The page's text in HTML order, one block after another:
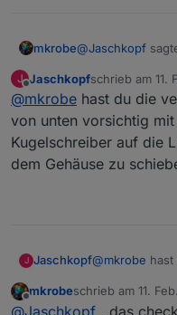
Preis/kWh:
Grundpreis:
mkrobe@Jaschkopf
@mkrobe
Theoretisch
Fototransistor
mit Pullup
Nö, die Platine
aus dem
aufbauen.
J
Offline
Jaschkopfschrieb am 11.
zuletzt editiert
@mkrobe hast du die
von unten vorsichtig
Kugelschreiber auf die
dem Gehäuse zu
J Jaschkopf@mkrobe
drücken um
Offline
mkrobeschrieb am 11.
zuletzt editiert von
@Jaschkopf ..das